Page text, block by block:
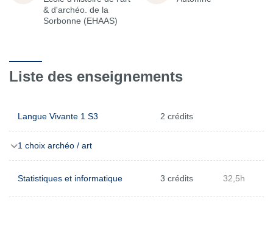
& d'archéo. de la
Sorbonne (EHAAS)
Liste des enseignements
Langue Vivante 1 S3 2 crédits
1 choix archéo / art
Statistiques et informatique 3 crédits 32,5h